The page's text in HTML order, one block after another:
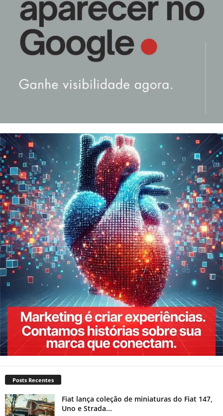
Posts Recentes
Fiat lança coleção de miniaturas do Fiat 147,
Uno e Strada...